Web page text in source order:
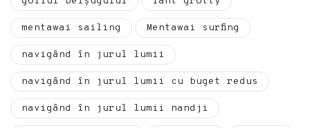
mentawai sailing Mentawai surfing
navigând în jurul lumii
navigând în jurul lumii cu buget redus
navigând în jurul lumii nandji